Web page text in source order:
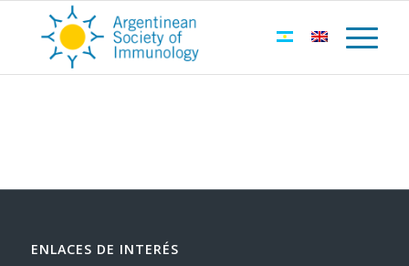
ENLACES DE INTERÉS